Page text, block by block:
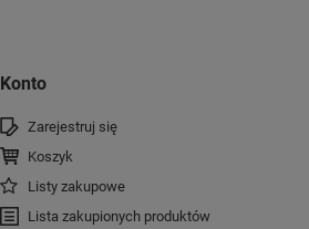
Konto
Zarejestruj się
Koszyk
Listy zakupowe
Lista zakupionych produktów